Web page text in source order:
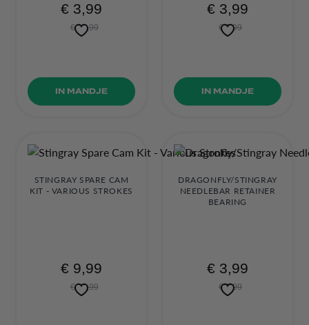
€ 3,99
€ 13,99
IN MANDJE
€ 3,99
€ 9,99
IN MANDJE
STINGRAY SPARE CAM
KIT - VARIOUS STROKES
€ 9,99
€ 68,99
DRAGONFLY/STINGRAY
NEEDLEBAR RETAINER
BEARING
€ 3,99
€ 9,99